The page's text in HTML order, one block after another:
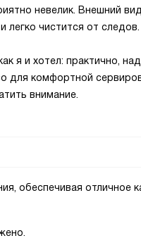
невелик. Внешний
легко чистится от следов.
я и хотел: практично,
для комфортной
внимание.
обеспечивая отличное